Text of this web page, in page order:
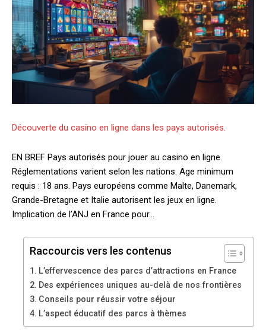
Découverte du casino en ligne dans les pays autorisés.
EN BREF Pays autorisés pour jouer au casino en ligne.
Réglementations varient selon les nations. Age minimum
requis : 18 ans. Pays européens comme Malte, Danemark,
Grande-Bretagne et Italie autorisent les jeux en ligne.
Implication de l’ANJ en France pour…
Raccourcis vers les contenus
L’effervescence des parcs d’attractions en France
Des expériences uniques au-delà de nos frontières
Conseils pour réussir votre séjour
L’aspect éducatif des parcs à thèmes